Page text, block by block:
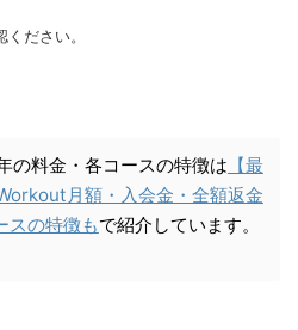
ください。
の料金・各コースの特徴は 【最
月額・入会金・全額返金
スの特徴もで紹介しています。